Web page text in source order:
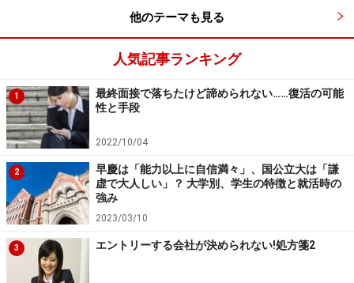
を短時間で大まかに判断するための手段として取り入れ
り話す時間がとれません。でも、エントリーシートだけ
ではわからないこともたくさんあります。
そこで、たくさんの学生に一度に集まってもらうことで
比較しながら、会社と相性が良さそうかどうかを判断し
ているのです。
そのため、 話した内容だけでなく、表面的な印象も合否
の判断に大きく影響します
他のテーマも見る
人気記事ランキング
1
最終面接で落ちたけど諦められない……復活の可能
性と手段
2022/10/04
2
早慶は「能力以上に自信満々」、国公立大は「謙
虚で大人しい」？ 大学別、学生の特徴と就活時の
強み
2023/03/10
3 エントリーする会社が決められない!処方箋2